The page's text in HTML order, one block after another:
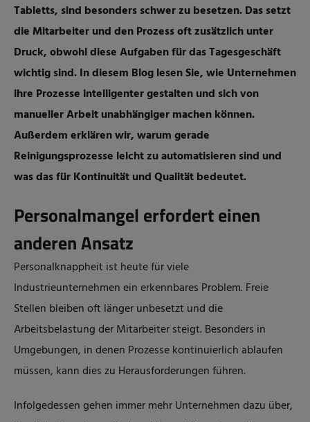
Tabletts, sind besonders schwer zu besetzen. Das setzt
die Mitarbeiter und den Prozess oft zusätzlich unter
Druck, obwohl diese Aufgaben für das Tagesgeschäft
wichtig sind. In diesem Blog lesen Sie, wie Unternehmen
ihre Prozesse intelligenter gestalten und sich von
manueller Arbeit unabhängiger machen können.
Außerdem erklären wir, warum gerade
Reinigungsprozesse leicht zu automatisieren sind und
was das für Kontinuität und Qualität bedeutet.
Personalmangel erfordert einen
anderen Ansatz
Personalknappheit ist heute für viele
Industrieunternehmen ein erkennbares Problem. Freie
Stellen bleiben oft länger unbesetzt und die
Arbeitsbelastung der Mitarbeiter steigt. Besonders in
Umgebungen, in denen Prozesse kontinuierlich ablaufen
müssen, kann dies zu Herausforderungen führen.
Infolgedessen gehen immer mehr Unternehmen dazu über,